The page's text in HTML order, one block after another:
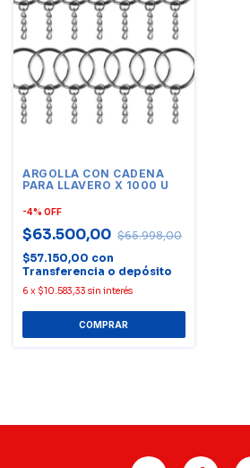
ARGOLLA CON CADENA
PARA LLAVERO X 1000 U
-4% OFF
$63.500,00 $65.998,00
$57.150,00 con
Transferencia o depósito
6 x $10.583,33 sin interés